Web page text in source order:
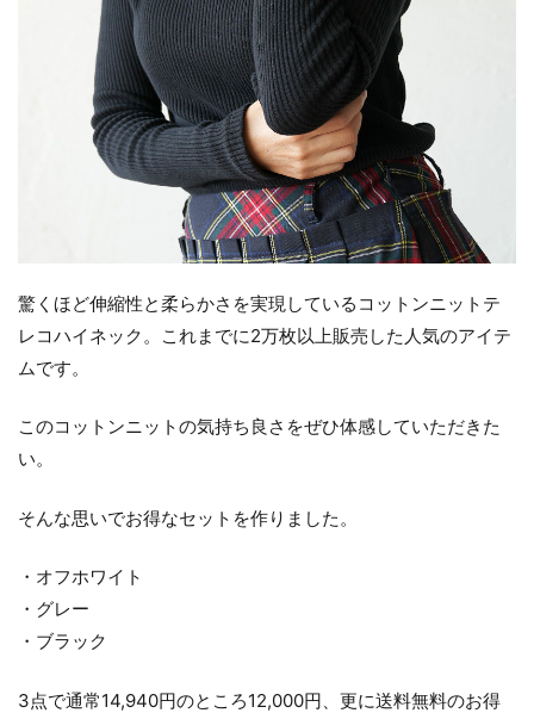
驚くほど伸縮性と柔らかさを実現しているコットンニットテ
レコハイネック。これまでに2万枚以上販売した人気のアイテ
ムです。
このコットンニットの気持ち良さをぜひ体感していただきた
い。
そんな思いでお得なセットを作りました。
・オフホワイト
・グレー
・ブラック
3点で通常14,940円のところ12,000円、更に送料無料のお得